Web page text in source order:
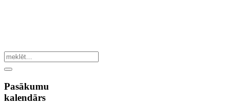
Pasākumu
kalendārs